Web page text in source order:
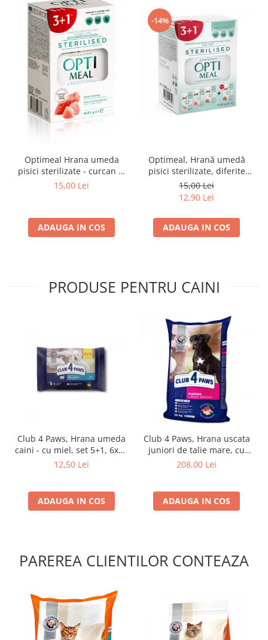
Optimeal Hrana umeda
pisici sterilizate - curcan si
pui in sos, set 3+1,
15,00 Lei
ADAUGA IN COS
-14%
Optimeal, Hrană umedă
pisici sterilizate, diferite
arome, (3+1), 0.34kg
15,00 Lei
12,90 Lei
ADAUGA IN COS
PRODUSE PENTRU CAINI
Club 4 Paws, Hrana umeda
caini - cu miel, set 5+1, 6x80
g
12,50 Lei
ADAUGA IN COS
Club 4 Paws, Hrana uscata
juniori de talie mare, cu
pui, 14kg
208,00 Lei
ADAUGA IN COS
PAREREA CLIENTILOR CONTEAZA